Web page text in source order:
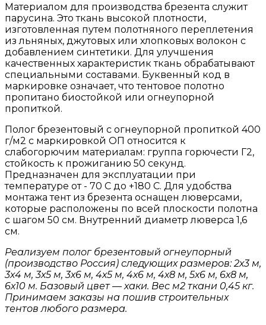
Материалом для производства брезента служит
парусина. Это ткань высокой плотности,
изготовленная путем полотняного переплетения
из льняных, джутовых или хлопковых волокон с
добавлением синтетики. Для улучшения
качественных характеристик ткань обрабатывают
специальными составами. Буквенный код в
маркировке означает, что тентовое полотно
пропитано биостойкой или огнеупорной
пропиткой.
Полог брезентовый с огнеупорной пропиткой 400
г/м2 с маркировкой ОП относится к
слабогорючим материалам: группа горючести Г2,
стойкость к прожиганию 50 секунд.
Предназначен для эксплуатации при
температуре от - 70 С до +180 С. Для удобства
монтажа тент из брезента оснащен люверсами,
которые расположены по всей плоскости полотна
с шагом 50 см. Внутренний диаметр люверса 1,6
см.
Реализуем полог брезентовый огнеупорный
(производство Россия) следующих размеров: 2х3 м,
3х4 м, 3х5 м, 3х6 м, 4х5 м, 4х6 м, 4х8 м, 5х6 м, 6х8 м,
6х10 м. Базовый цвет — хаки. Вес м2 ткани 0,45 кг.
Принимаем заказы на пошив строительных
тентов любого размера.